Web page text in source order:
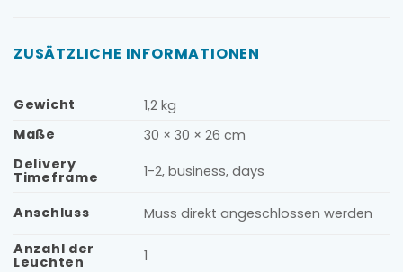
ZUSÄTZLICHE INFORMATIONEN
Gewicht
1,2 kg
Maße
30 × 30 × 26 cm
Delivery
Timeframe 1-2, business, days
Anschluss
Muss direkt angeschlossen werden
Anzahl der
Leuchten 1